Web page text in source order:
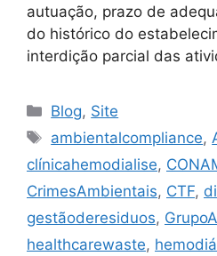
autuação, prazo de
do histórico do
interdição parcial das
Blog, Site
ambientalcompliance,
clínicahemodialise,
CrimesAmbientais, CTF,
gestãoderesiduos, GrupoA
healthcarewaste,